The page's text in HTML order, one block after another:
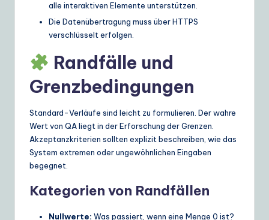
alle interaktiven Elemente unterstützen.
Die Datenübertragung muss über HTTPS
verschlüsselt erfolgen.
Randfälle und
Grenzbedingungen
Standard-Verläufe sind leicht zu formulieren. Der wahre
Wert von QA liegt in der Erforschung der Grenzen.
Akzeptanzkriterien sollten explizit beschreiben, wie das
System extremen oder ungewöhnlichen Eingaben
begegnet.
Kategorien von Randfällen
Nullwerte: Was passiert, wenn eine Menge 0 ist?